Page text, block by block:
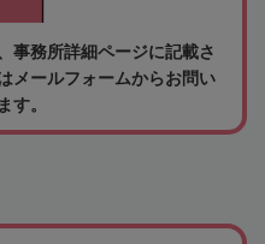
事務所詳細ページに記載さ
メールフォームからお問い
す。